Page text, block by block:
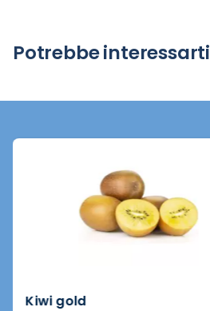
Potrebbe interessarti
Kiwi gold